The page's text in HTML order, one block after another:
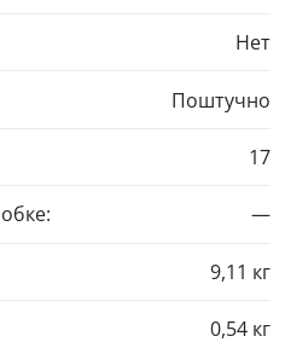
Нет
Поштучно
17
—
9,11 кг
0,54 кг